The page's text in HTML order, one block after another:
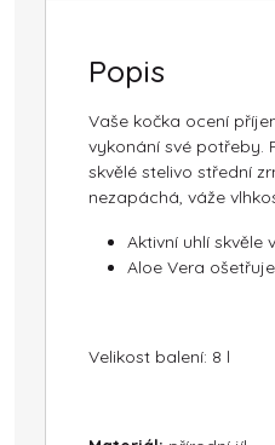
Popis
Vaše kočka ocení
vykonání své potřeby.
skvělé stelivo střední
nezapáchá, váže
Aktivní uhlí skvěle
Aloe Vera
Velikost balení: 8 l